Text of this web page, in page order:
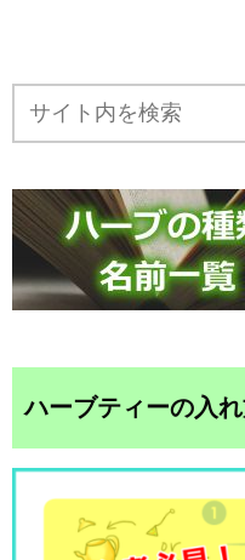
ハーブティーの入